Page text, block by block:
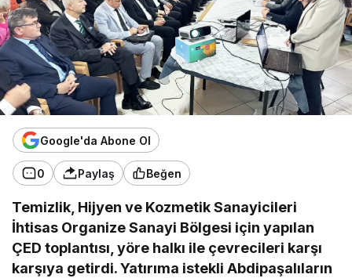
Google'da Abone Ol
0 Paylaş Beğen
Temizlik, Hijyen ve Kozmetik Sanayicileri
İhtisas Organize Sanayi Bölgesi için yapılan
ÇED toplantısı, yöre halkı ile çevrecileri karşı
karşıya getirdi. Yatırıma istekli Abdipaşalıların